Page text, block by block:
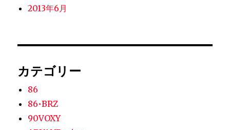
2013年6月
カテゴリー
86
86•BRZ
90VOXY